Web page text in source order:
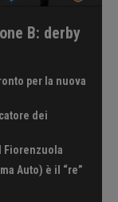
B: derby
per la nuova
dei
Fiorenzuola
Auto) è il “re”